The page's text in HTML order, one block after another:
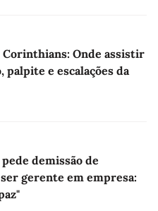
Onde assistir
palpite e escalações da
demissão de
gerente em empresa: